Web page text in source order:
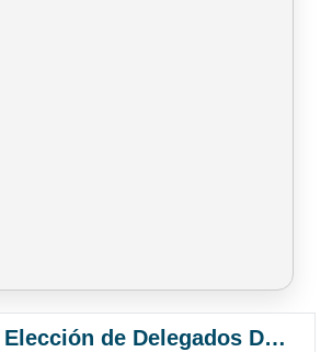
Convocatoria Elección de Delegados Docentes para el XIV Congreso Nacional de Universidades